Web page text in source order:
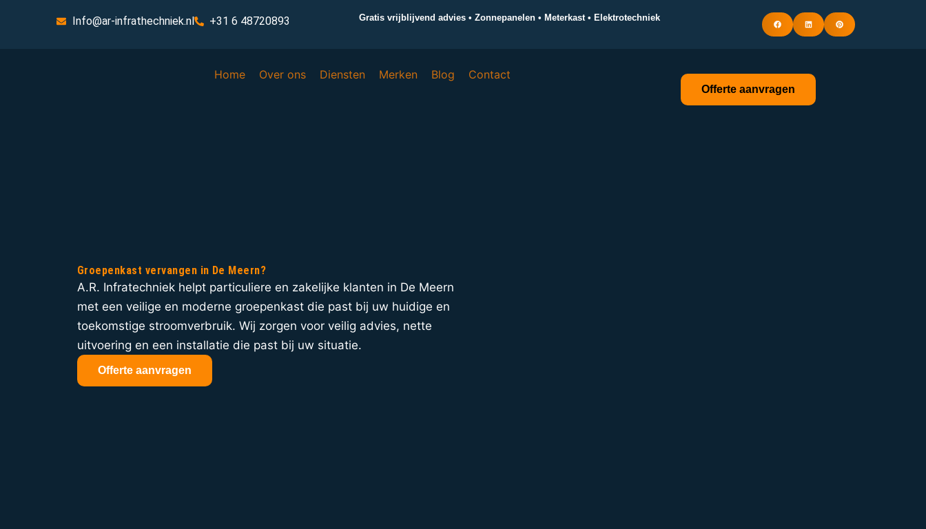
Info@ar-infrathechniek.nl +31 6 48720893 Gratis vrijblijvend advies • Zonnepanelen • Meterkast • Elektrotechniek
Home Over ons Diensten Merken Blog Contact
Offerte aanvragen
Groepenkast vervangen in De Meern?
A.R. Infratechniek helpt particuliere en zakelijke klanten in De Meern
met een veilige en moderne groepenkast die past bij uw huidige en
toekomstige stroomverbruik. Wij zorgen voor veilig advies, nette
uitvoering en een installatie die past bij uw situatie.
Offerte aanvragen